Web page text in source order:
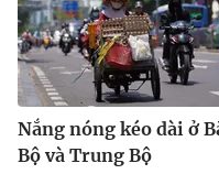
Ðiện thoại Thời báo VTV:
Email:toasoan@vtv.vn
Liên hệ quảng cáo:024-
Nắng nóng kéo dài ở
Bộ và Trung Bộ